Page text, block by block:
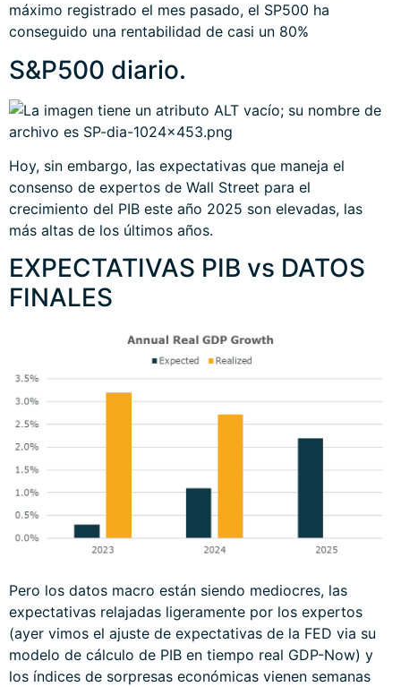
máximo registrado el mes pasado, el SP500 ha
conseguido una rentabilidad de casi un 80%
S&P500 diario.
Hoy, sin embargo, las expectativas que maneja el
consenso de expertos de Wall Street para el
crecimiento del PIB este año 2025 son elevadas, las
más altas de los últimos años.
EXPECTATIVAS PIB vs DATOS
FINALES
Pero los datos macro están siendo mediocres, las
expectativas relajadas ligeramente por los expertos
(ayer vimos el ajuste de expectativas de la FED via su
modelo de cálculo de PIB en tiempo real GDP-Now) y
los índices de sorpresas económicas vienen semanas